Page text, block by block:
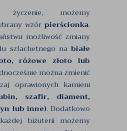
możemy
wzór pierścionka.
możliwość zmiany
szlachetnego na białe
różowe złoto lub
można zmienić
oprawionych kamieni
szafir, diament,
lub inne). Dodatkowo
biżuterii możemy